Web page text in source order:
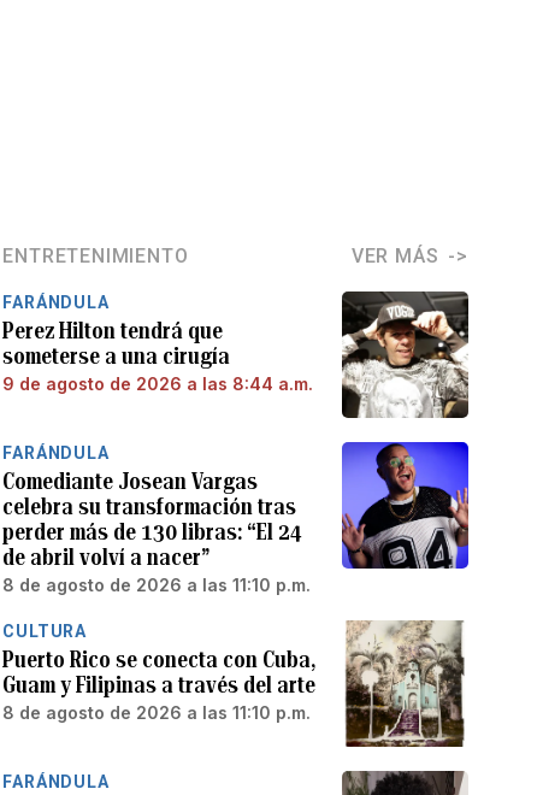
ENTRETENIMIENTO VER MÁS
FARÁNDULA
Perez Hilton tendrá que
someterse a una cirugía
9 de agosto de 2026 a las 8:44 a.m.
FARÁNDULA
Comediante Josean Vargas
celebra su transformación tras
perder más de 130 libras: “El 24
de abril volví a nacer”
8 de agosto de 2026 a las 11:10 p.m.
CULTURA
Puerto Rico se conecta con Cuba,
Guam y Filipinas a través del arte
8 de agosto de 2026 a las 11:10 p.m.
FARÁNDULA